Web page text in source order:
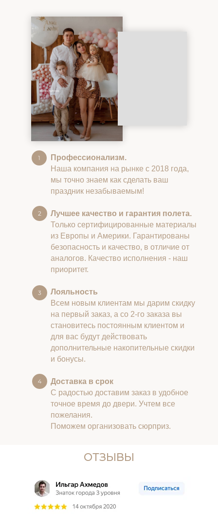
Профессионализм.
Наша компания на рынке с 2018 года,
мы точно знаем как сделать ваш
праздник незабываемым!
Лучшее качество и гарантия полета.
Только сертифицированные материалы
из Европы и Америки. Гарантированы
безопасность и качество, в отличие от
аналогов. Качество исполнения - наш
приоритет.
Лояльность
Всем новым клиентам мы дарим скидку
на первый заказ, а со 2-го заказа вы
становитесь постоянным клиентом и
для вас будут действовать
дополнительные накопительные скидки
и бонусы.
Доставка в срок
С радостью доставим заказ в удобное
точное время до двери. Учтем все
пожелания.
Поможем организовать сюрприз.
ОТЗЫВЫ